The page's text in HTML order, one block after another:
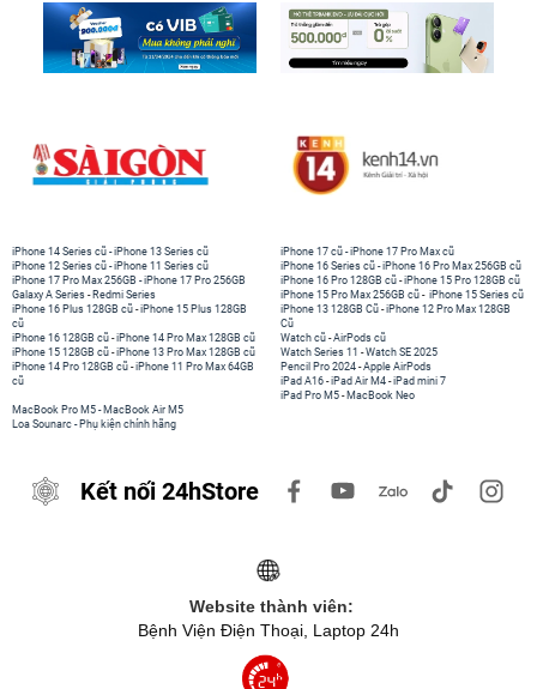
iPhone 14 Series cũ -iPhone 13 Series cũ
iPhone 12 Series cũ -iPhone 11 Series cũ
iPhone 17 Pro Max 256GB -iPhone 17 Pro 256GB
Galaxy A Series - Redmi Series
iPhone 17 cũ -iPhone 17 Pro Max cũ
iPhone 16 Series cũ - iPhone 16 Pro Max 256GB cũ
iPhone 16 Pro 128GB cũ -iPhone 15 Pro 128GB cũ
iPhone 15 Pro Max 256GB cũ - iPhone 15 Series cũ
iPhone 16 Plus 128GB cũ -iPhone 15 Plus 128GB
cũ
iPhone 16 128GB cũ -iPhone 14 Pro Max 128GB cũ
iPhone 15 128GB cũ -iPhone 13 Pro Max 128GB cũ
iPhone 14 Pro 128GB cũ -iPhone 11 Pro Max 64GB
cũ
iPhone 13 128GB Cũ -iPhone 12 Pro Max 128GB
Cũ
Watch cũ -AirPods cũ
Watch Series 11 -Watch SE 2025
Pencil Pro 2024 -Apple AirPods
iPad A16 -iPad Air M4 -iPad mini 7
iPad Pro M5 - MacBook Neo
MacBook Pro M5 - MacBook Air M5
Loa Sounarc - Phụ kiện chính hãng
Kết nối 24hStore
Website thành viên:
Bệnh Viện Điện Thoại, Laptop 24h